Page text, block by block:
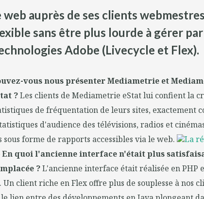
auprès de ses clients
sans être plus lourde à gérer
Adobe (Livecycle et Flex).
vous nous présenter Mediametrie et
?Les clients de Mediametrie eStat lui confient la
de fréquentation de leurs sites, exactement
d'audience des télévisions, radios et
forme de rapports accessibles via le web.
La
En quoi l'ancienne interface n'était plus
?L'ancienne interface était réalisée en PHP
client riche en Flex offre plus de souplesse à nos